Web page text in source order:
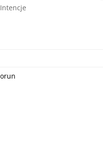
Intencje